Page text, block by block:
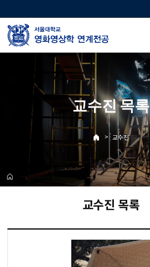
로
메
교수진 목록
> 교수진
교수진 목록